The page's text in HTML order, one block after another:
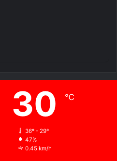
30 ℃
36º - 29º
47%
0.45 km/h